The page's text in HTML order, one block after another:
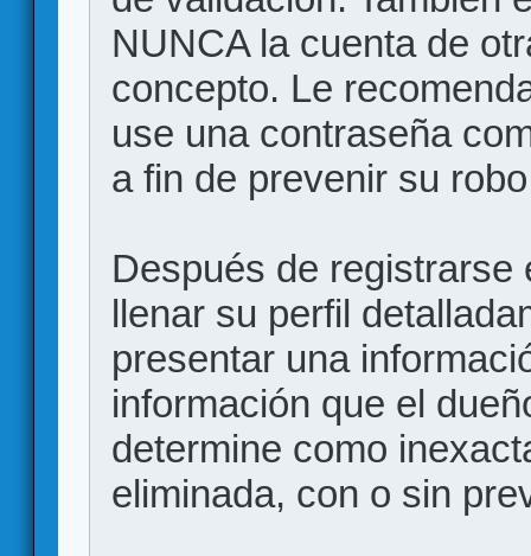
NUNCA la cuenta de
concepto. Le
use una contraseña
a fin de prevenir su
Después de registrarse
llenar su perfil
presentar una
información que el
determine como
eliminada, con o sin